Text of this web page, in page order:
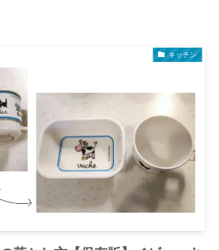
キッチン